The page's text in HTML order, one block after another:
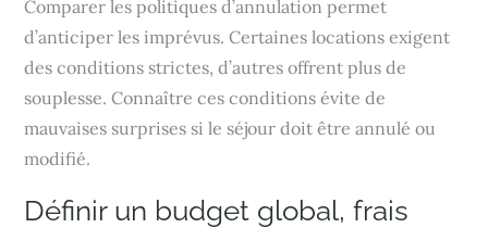
Comparer les politiques d’annulation permet
d’anticiper les imprévus. Certaines locations exigent
des conditions strictes, d’autres offrent plus de
souplesse. Connaître ces conditions évite de
mauvaises surprises si le séjour doit être annulé ou
modifié.
Définir un budget global, frais